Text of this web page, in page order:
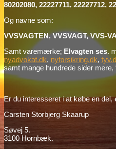
80202080, 22227711, 22227712,
Og navne som:
VVSVAGTEN, VVSVAGT, VVS-
Samt varemærke; Elvagten ses.
nyadvokat.dk, nyforsikring.dk,
samt mange hundrede sider mere,
Er du interesseret i at købe en
Carsten Storbjerg Skaarup
Søvej 5.
3100 Hornbæk.